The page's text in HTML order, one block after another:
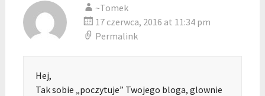
~Tomek
17 czerwca, 2016 at 11:34 pm
Permalink
Hej,
Tak sobie „poczytuje” Twojego bloga, glownie